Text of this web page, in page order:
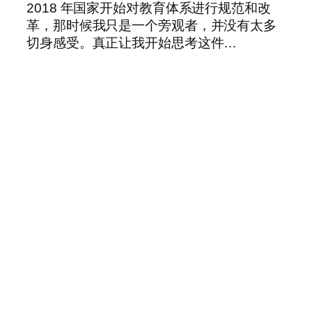
2018 年国家开始对教育体系进行规范和改
革，那时候我只是一个旁观者，并没有太多
切身感受。真正让我开始思考这件…